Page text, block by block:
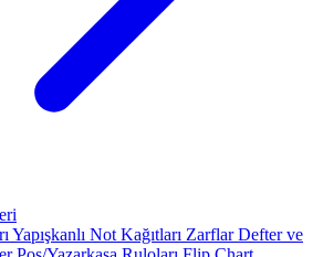
Yapışkanlı Not Kağıtları ZarflarDefter ve